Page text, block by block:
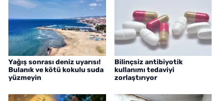
Yağış sonrası deniz uyarısı!
Bulanık ve kötü kokulu suda
yüzmeyin
Bilinçsiz antibiyotik
kullanımı tedaviyi
zorlaştırıyor